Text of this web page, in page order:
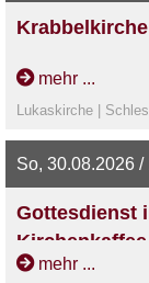
mehr ...
Lukaskirche |
So, 30.08.2026 /
Gottesdienst
Kirchenkaffee
mehr ...